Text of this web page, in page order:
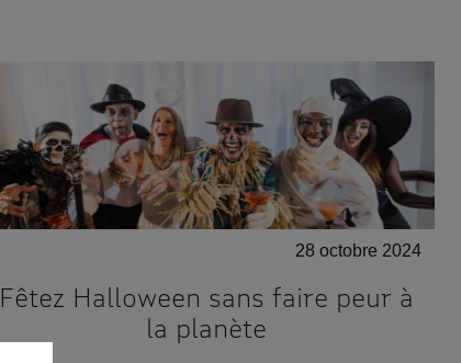
28 octobre 2024
Fêtez Halloween sans faire peur à
la planète